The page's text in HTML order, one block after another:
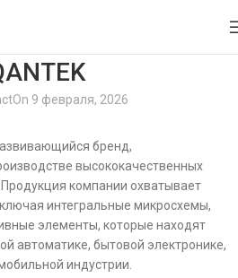
On 9 февраля, 2026
бренд,
высококачественных
компании охватывает
интегральные микросхемы,
элементы, которые находят
автоматике, бытовой электронике,
индустрии.